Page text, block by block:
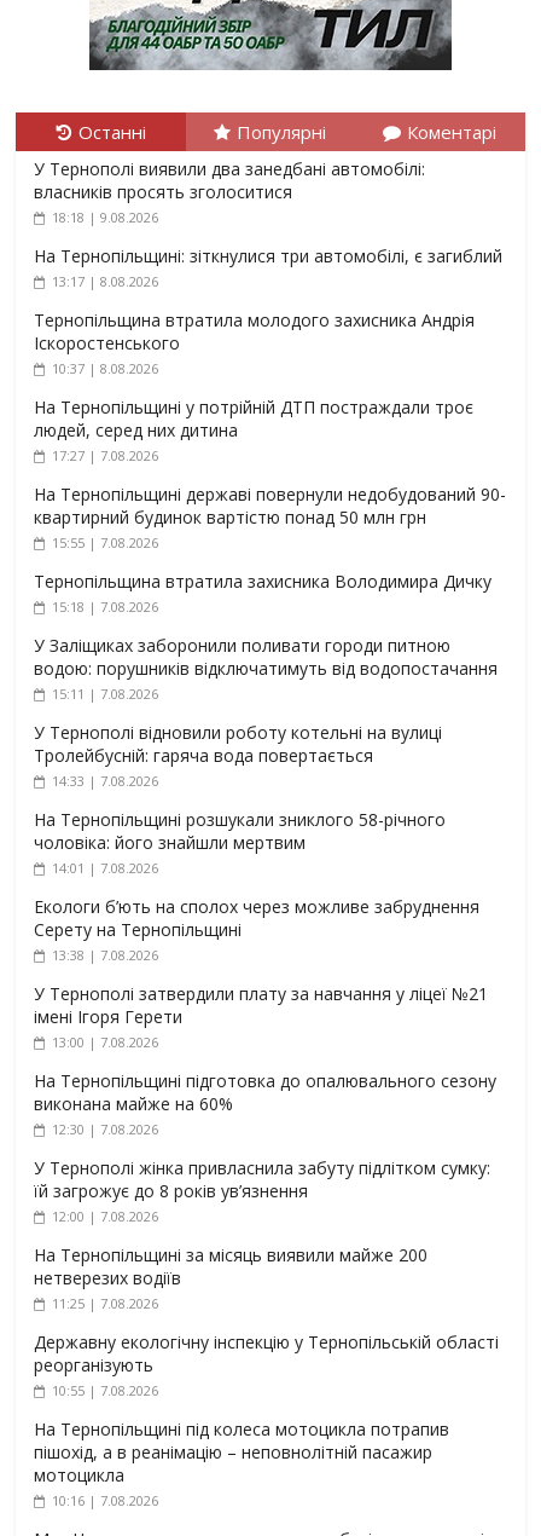
Останні Популярні Коментарі
У Тернополі виявили два занедбані автомобілі:
власників просять зголоситися
18:18 | 9.08.2026
На Тернопільщині: зіткнулися три автомобілі, є загиблий
13:17 | 8.08.2026
Тернопільщина втратила молодого захисника Андрія
Іскоростенського
10:37 | 8.08.2026
На Тернопільщині у потрійній ДТП постраждали троє
людей, серед них дитина
17:27 | 7.08.2026
На Тернопільщині державі повернули недобудований 90-
квартирний будинок вартістю понад 50 млн грн
15:55 | 7.08.2026
Тернопільщина втратила захисника Володимира Дичку
15:18 | 7.08.2026
У Заліщиках заборонили поливати городи питною
водою: порушників відключатимуть від водопостачання
15:11 | 7.08.2026
У Тернополі відновили роботу котельні на вулиці
Тролейбусній: гаряча вода повертається
14:33 | 7.08.2026
На Тернопільщині розшукали зниклого 58-річного
чоловіка: його знайшли мертвим
14:01 | 7.08.2026
Екологи б’ють на сполох через можливе забруднення
Серету на Тернопільщині
13:38 | 7.08.2026
У Тернополі затвердили плату за навчання у ліцеї №21
імені Ігоря Герети
13:00 | 7.08.2026
На Тернопільщині підготовка до опалювального сезону
виконана майже на 60%
12:30 | 7.08.2026
У Тернополі жінка привласнила забуту підлітком сумку:
їй загрожує до 8 років ув’язнення
12:00 | 7.08.2026
На Тернопільщині за місяць виявили майже 200
нетверезих водіїв
11:25 | 7.08.2026
Державну екологічну інспекцію у Тернопільській області
реорганізують
10:55 | 7.08.2026
На Тернопільщині під колеса мотоцикла потрапив
пішохід, а в реанімацію – неповнолітній пасажир
мотоцикла
10:16 | 7.08.2026